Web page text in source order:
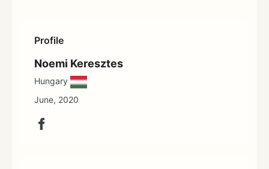
Profile
Noemi Keresztes
Hungary
June, 2020